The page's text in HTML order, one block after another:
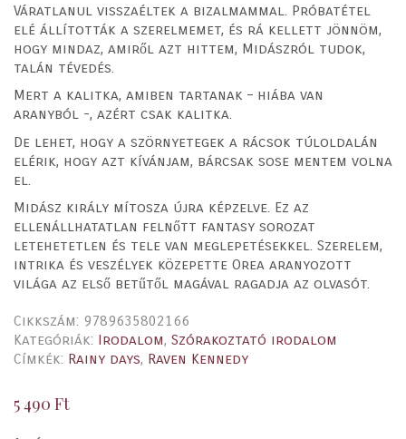
Váratlanul visszaéltek a bizalmammal. Próbatétel
elé állították a szerelmemet, és rá kellett jönnöm,
hogy mindaz, amiről azt hittem, Midászról tudok,
talán tévedés.
Mert a kalitka, amiben tartanak – hiába van
aranyból -, azért csak kalitka.
De lehet, hogy a szörnyetegek a rácsok túloldalán
elérik, hogy azt kívánjam, bárcsak sose mentem volna
el.
Midász király mítosza újra képzelve. Ez az
ellenállhatatlan felnőtt fantasy sorozat
letehetetlen és tele van meglepetésekkel. Szerelem,
intrika és veszélyek közepette Orea aranyozott
világa az első betűtől magával ragadja az olvasót.
Cikkszám: 9789635802166
Kategóriák: Irodalom, Szórakoztató irodalom
Címkék: Rainy days, Raven Kennedy
5 490 Ft